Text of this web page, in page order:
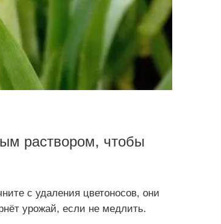
раствором, чтобы
с удаления цветоносов, они
урожай, если не медлить.